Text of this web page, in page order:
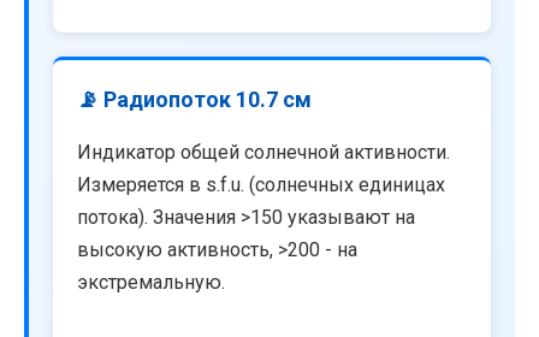
📡 Радиопоток 10.7 см
Индикатор общей солнечной активности.
Измеряется в s.f.u. (солнечных единицах
потока). Значения >150 указывают на
высокую активность, >200 - на
экстремальную.